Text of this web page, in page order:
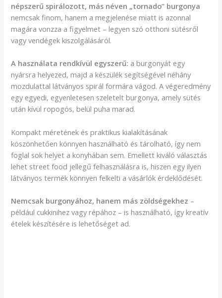
népszerű spirálozott, más néven „tornado” burgonya
nemcsak finom, hanem a megjelenése miatt is azonnal
magára vonzza a figyelmet – legyen szó otthoni sütésről
vagy vendégek kiszolgálásáról.
A használata rendkívül egyszerű: a burgonyát egy
nyársra helyezed, majd a készülék segítségével néhány
mozdulattal látványos spirál formára vágod. A végeredmény
egy egyedi, egyenletesen szeletelt burgonya, amely sütés
után kívül ropogós, belül puha marad.
Kompakt méretének és praktikus kialakításának
köszönhetően könnyen használható és tárolható, így nem
foglal sok helyet a konyhában sem. Emellett kiváló választás
lehet street food jellegű felhasználásra is, hiszen egy ilyen
látványos termék könnyen felkelti a vásárlók érdeklődését.
Nemcsak burgonyához, hanem más zöldségekhez –
például cukkinihez vagy répához – is használható, így kreatív
ételek készítésére is lehetőséget ad.